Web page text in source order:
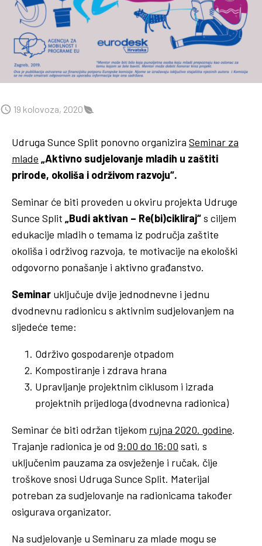
19 kolovoza, 2020
Udruga Sunce Split ponovno organizira Seminar za
mlade „Aktivno sudjelovanje mladih u zaštiti
prirode, okoliša i održivom razvoju“.
Seminar će biti proveden u okviru projekta Udruge
Sunce Split „Budi aktivan – Re(bi)cikliraj“s ciljem
edukacije mladih o temama iz područja zaštite
okoliša i održivog razvoja, te motivacije na ekološki
odgovorno ponašanje i aktivno građanstvo.
Seminar uključuje dvije jednodnevne i jednu
dvodnevnu radionicu s aktivnim sudjelovanjem na
sljedeće teme:
Održivo gospodarenje otpadom
Kompostiranje i zdrava hrana
Upravljanje projektnim ciklusom i izrada
projektnih prijedloga (dvodnevna radionica)
Seminar će biti održan tijekom rujna 2020. godine.
Trajanje radionica je od 9:00 do 16:00 sati, s
uključenim pauzama za osvježenje i ručak, čije
troškove snosi Udruga Sunce Split. Materijal
potreban za sudjelovanje na radionicama također
osigurava organizator.
Na sudjelovanje u Seminaru za mlade mogu se